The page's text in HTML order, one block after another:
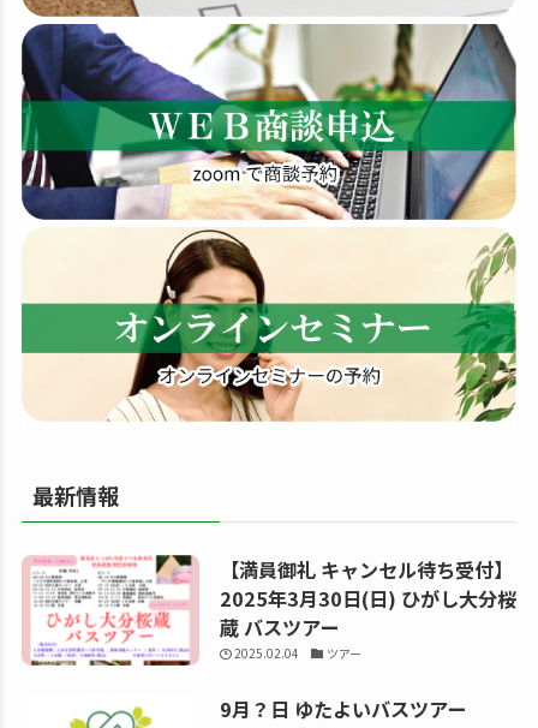
索
す
る
最新情報
【満員御礼 キャンセル待ち受付】
2025年3月30日(日) ひがし大分桜
蔵 バスツアー
2025.02.04 ツアー
9月？日 ゆたよいバスツアー